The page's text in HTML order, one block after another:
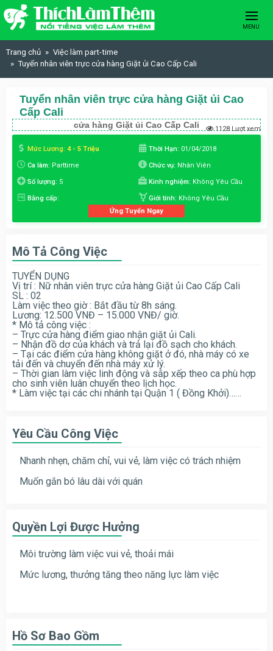
Skip to content
MENU
Trang chủ
Việc làm part-time
Tuyển nhân viên trực cửa hàng Giặt ủi Cao Cấp Cali
Tuyển nhân viên trực cửa hàng Giặt ủi Cao
Cấp Cali
cửa hàng Giặt ủi Cao Cấp Cali 1128 Lượt xem
Mức Lương: 4 - 5 Triệu Thời Hạn: 01/04/2018
Ca làm: Parttime Chức vụ: Nhân Viên
Số lượng: 5 Kinh nghiệm: Không Yêu Cầu
Bằng cấp: Giới tính: Không Yêu Cầu
Ứng Tuyển Ngay
Mô Tả Công Việc
TUYỂN DỤNG
Vị trí : Nữ nhân viên trực cửa hàng Giặt ủi Cao Cấp Cali
SL : 02
Làm việc theo giờ : Bắt đầu từ 8h sáng.
Lương: 12.500 VNĐ – 15.000 VNĐ/ giờ.
* Mô tả công việc :
– Trực cửa hàng điểm giao nhận giặt ủi Cali.
– Nhận đồ dơ của khách và trả lại đồ sạch cho khách.
– Tại các điểm cửa hàng không giặt ở đó, nhà máy có xe
tải đến và chuyển đến nhà máy xử lý.
– Thời gian làm việc linh động và sắp xếp theo ca phù hợp
cho sinh viên luân chuyển theo lịch học.
* Làm việc tại các chi nhánh tại Quận 1 ( Đồng Khởi)……
Yêu Cầu Công Việc
Nhanh nhẹn, chăm chỉ, vui vẻ, làm việc có trách nhiệm
Muốn gắn bó lâu dài với quán
Quyền Lợi Được Hưởng
Môi trường làm việc vui vẻ, thoải mái
Mức lương, thưởng tăng theo năng lực làm việc
Hồ Sơ Bao Gồm